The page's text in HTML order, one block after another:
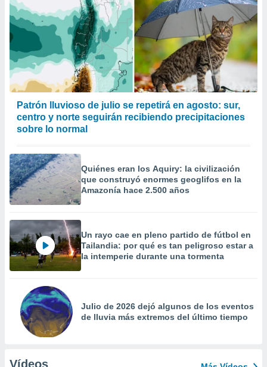
Patrón lluvioso de julio se repetirá en agosto: sur,
centro y norte seguirán recibiendo precipitaciones
sobre lo normal
Quiénes eran los Aquiry: la civilización
que construyó enormes geoglifos en la
Amazonía hace 2.500 años
Un rayo cae en pleno partido de fútbol en
Tailandia: por qué es tan peligroso estar a
la intemperie durante una tormenta
Julio de 2026 dejó algunos de los eventos
de lluvia más extremos del último tiempo
Vídeos